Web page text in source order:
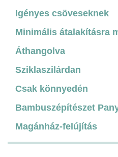
Igényes csöveseknek
Minimális átalakításra
Áthangolva
Sziklaszilárdan
Csak könnyedén
Bambuszépítészet
Magánház-felújítás